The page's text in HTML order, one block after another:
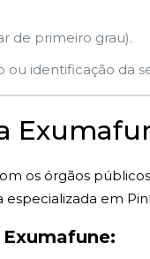
de primeiro grau).
ou identificação da
os órgãos
em